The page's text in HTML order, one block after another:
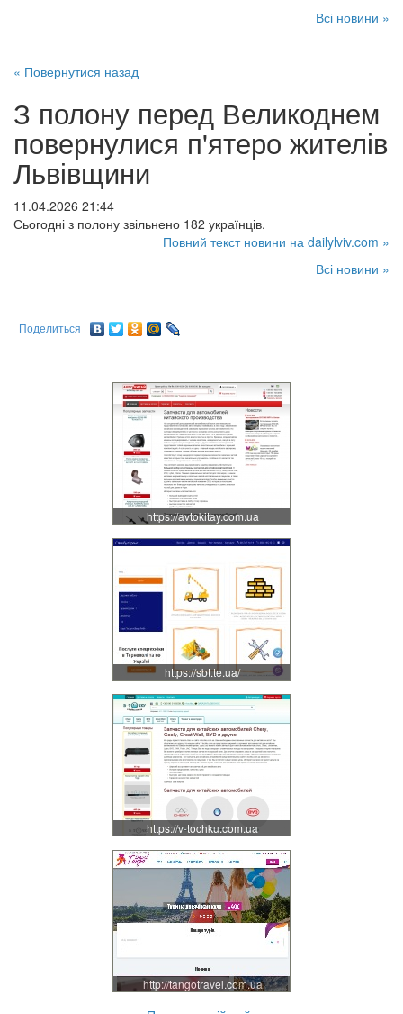
Всі новини »
« Повернутися назад
З полону перед Великоднем
повернулися п'ятеро жителів
Львівщини
11.04.2026 21:44
Сьогодні з полону звільнено 182 українців.
Повний текст новини на dailylviv.com »
Всі новини »
Поделиться
https://avtokitay.com.ua
https://sbt.te.ua/
https://v-tochku.com.ua
http://tangotravel.com.ua